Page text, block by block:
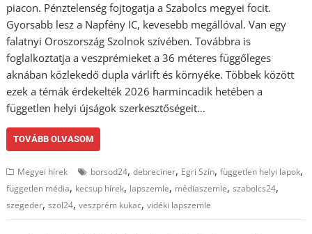
piacon. Pénztelenség fojtogatja a Szabolcs megyei focit.
Gyorsabb lesz a Napfény IC, kevesebb megállóval. Van egy
falatnyi Oroszország Szolnok szívében. Továbbra is
foglalkoztatja a veszprémieket a 36 méteres függőleges
aknában közlekedő dupla várlift és környéke. Többek között
ezek a témák érdekelték 2026 harmincadik hetében a
független helyi újságok szerkesztőségeit…
TOVÁBB OLVASOM
Megyei hírek borsod24,debreciner, Egri Szín,független helyi lapok,
független média, kecsup hírek, lapszemle, médiaszemle,szabolcs24,
szegeder,szol24,veszprém kukac,vidéki lapszemle